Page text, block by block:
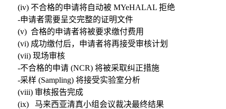
(iv) 不合格的申请将自动被 MYeHALAL 拒绝
-申请者需要呈交完整的证明文件
(v) 合格的申请者将被要求缴付费用
(vi) 成功缴付后，申请者将再接受审核计划
(vii) 现场审核
-不合格的申请 (NCR) 将被采取纠正措施
-采样 (Sampling) 将接受实验室分析
(viii) 审核报告完成
(ix) 马来西亚清真小组会议裁决最终结果